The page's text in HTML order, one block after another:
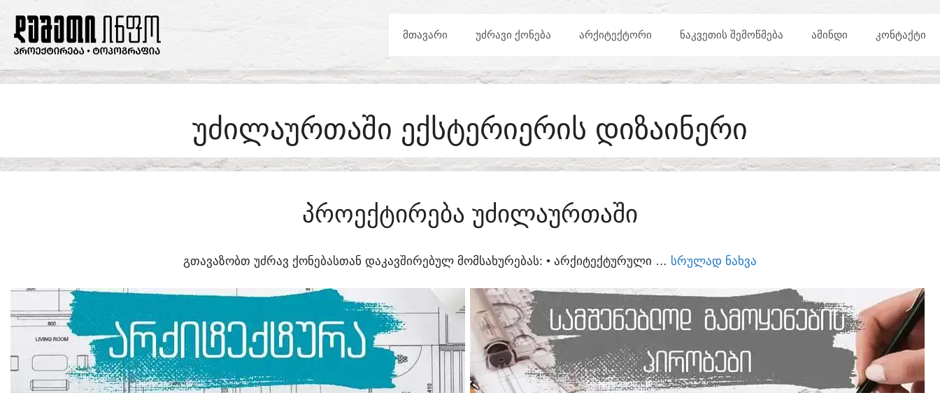
CONTENT
ᲛᲗᲐᲕᲐᲠᲘ ᲣᲫᲠᲐᲕᲘ ᲥᲝᲜᲔᲑᲐ ᲐᲠᲥᲘᲢᲔᲥᲢᲝᲠᲘ ᲜᲐᲙᲕᲔᲗᲘᲡ ᲨᲔᲛᲝᲬᲛᲔᲑᲐ ᲐᲛᲘᲜᲓᲘ ᲙᲝᲜᲢᲐᲥᲢᲘ
ᲣᲫᲘᲚᲐᲣᲠᲗᲐᲨᲘ ᲔᲥᲡᲢᲔᲠᲘᲔᲠᲘᲡ ᲓᲘᲖᲐᲘᲜᲔᲠᲘ
ᲞᲠᲝᲔᲥᲢᲘᲠᲔᲑᲐ ᲣᲫᲘᲚᲐᲣᲠᲗᲐᲨᲘ
ᲒᲗᲐᲕᲐᲖᲝᲑᲗ ᲣᲫᲠᲐᲕ ᲥᲝᲜᲔᲑᲐᲡᲗᲐᲜ ᲓᲐᲙᲐᲕᲨᲘᲠᲔᲑᲣᲚ ᲛᲝᲛᲡᲐᲮᲣᲠᲔᲑᲐᲡ:​ • ᲐᲠᲥᲘᲢᲔᲥᲢᲣᲠᲣᲚᲘ … ᲡᲠᲣᲚᲐᲓ ᲜᲐᲮᲕᲐ